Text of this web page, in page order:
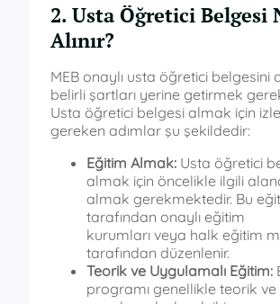
2. Usta Öğretici Belgesi
Alınır?
MEB onaylı usta öğretici belgesini
belirli şartları yerine getirmek
Usta öğretici belgesi almak için
gereken adımlar şu şekildedir:
Eğitim Almak: Usta öğretici
almak için öncelikle ilgili
almak gerekmektedir. Bu
tarafından onaylı eğitim
kurumları veya halk eğitim
tarafından düzenlenir.
Teorik ve Uygulamalı Eğitim:
programı genellikle teorik ve